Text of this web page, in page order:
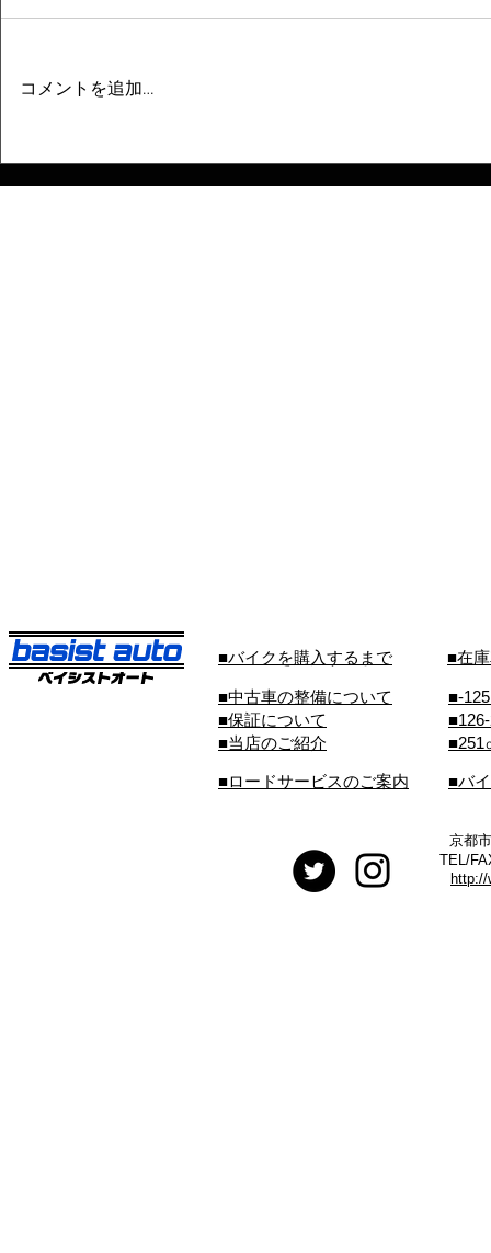
コメントを追加…
■バイクを購入するまで ■在
■中古車の整備について
■保証について
■当店のご紹介
■-
■251
■ロードサービスのご案内 ■バ
京都
TEL/